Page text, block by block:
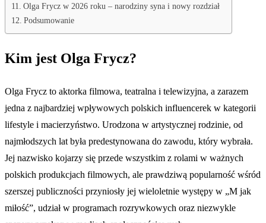
Olga Frycz w 2026 roku – narodziny syna i nowy rozdział
Podsumowanie
Kim jest Olga Frycz?
Olga Frycz to aktorka filmowa, teatralna i telewizyjna, a zarazem
jedna z najbardziej wpływowych polskich influencerek w kategorii
lifestyle i macierzyństwo. Urodzona w artystycznej rodzinie, od
najmłodszych lat była predestynowana do zawodu, który wybrała.
Jej nazwisko kojarzy się przede wszystkim z rolami w ważnych
polskich produkcjach filmowych, ale prawdziwą popularność wśród
szerszej publiczności przyniosły jej wieloletnie występy w „M jak
miłość”, udział w programach rozrywkowych oraz niezwykle